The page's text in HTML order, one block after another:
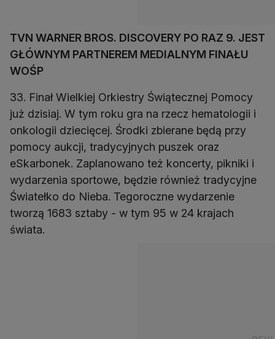
TVN WARNER BROS. DISCOVERY PO RAZ 9. JEST
GŁÓWNYM PARTNEREM MEDIALNYM FINAŁU
WOŚP
33. Finał Wielkiej Orkiestry Świątecznej Pomocy
już dzisiaj. W tym roku gra na rzecz hematologii i
onkologii dziecięcej. Środki zbierane będą przy
pomocy aukcji, tradycyjnych puszek oraz
eSkarbonek. Zaplanowano też koncerty, pikniki i
wydarzenia sportowe, będzie również tradycyjne
Światełko do Nieba. Tegoroczne wydarzenie
tworzą 1683 sztaby - w tym 95 w 24 krajach
świata.